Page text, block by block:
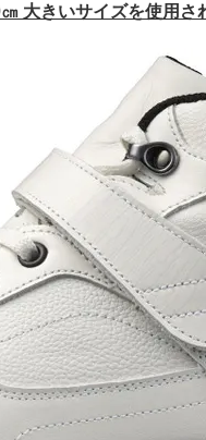
大きいサイズを使用さ